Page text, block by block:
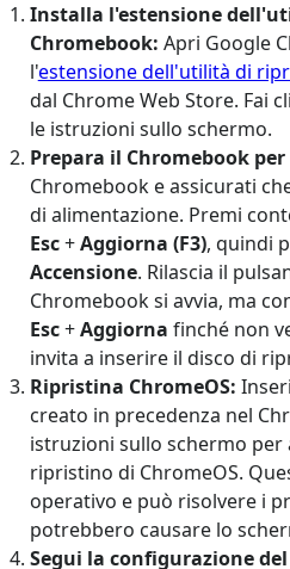
Installa l'estensione
Chromebook: Apri Google
l'estensione dell'utilità di
dal Chrome Web Store. Fai
le istruzioni sullo schermo.
Prepara il Chromebook
Chromebook e assicurati
di alimentazione. Premi
Esc+Aggiorna (F3), quindi
Accensione. Rilascia il
Chromebook si avvia, ma
Esc+Aggiorna finché non
invita a inserire il disco di
Ripristina ChromeOS:
creato in precedenza nel
istruzioni sullo schermo per
ripristino di ChromeOS.
operativo e può risolvere i
potrebbero causare lo
Segui la configurazione